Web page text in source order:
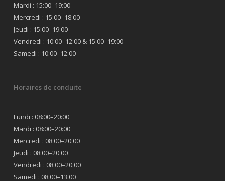
Mardi : 15:00–19:00
Mercredi : 15:00–18:00
Jeudi : 15:00–19:00
Vendredi : 10:00–12:00 & 15:00–19:00
Samedi : 10:00–12:00
Horaires de conduite
Lundi : 08:00–20:00
Mardi : 08:00–20:00
Mercredi : 08:00–20:00
Jeudi : 08:00–20:00
Vendredi : 08:00–20:00
Samedi : 08:00–13:00